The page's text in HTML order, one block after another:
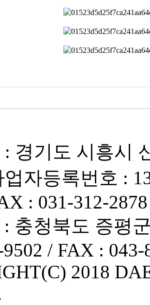
기도 시흥시
자등록번호 :
: 031-312-2878
충청북도 증평
/ FAX : 043-
2018